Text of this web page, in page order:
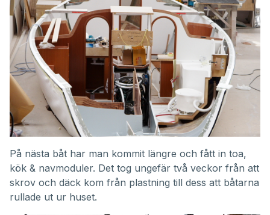
På nästa båt har man kommit längre och fått in toa,
kök & navmoduler. Det tog ungefär två veckor från att
skrov och däck kom från plastning till dess att båtarna
rullade ut ur huset.